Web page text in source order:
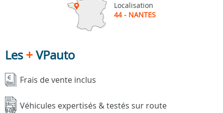
Localisation
44 - NANTES
Les+VPauto
Frais de vente inclus
Véhicules expertisés & testés sur route